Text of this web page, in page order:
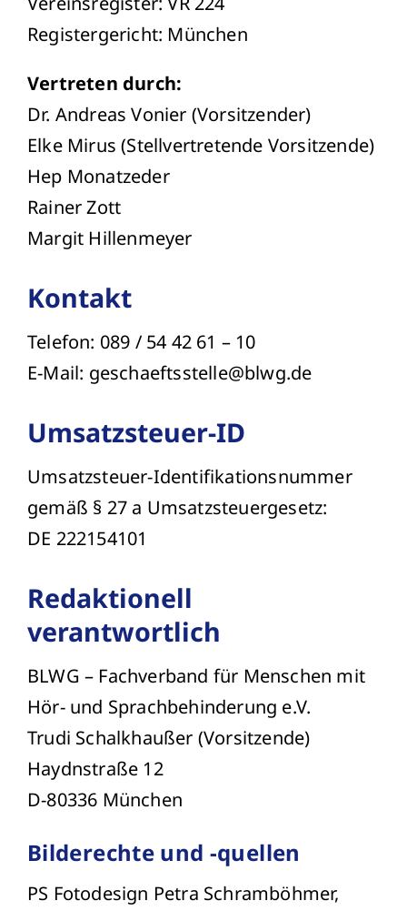
Registergericht: München
Vertreten durch:
Dr. Andreas Vonier (Vorsitzender)
Elke Mirus (Stellvertretende Vorsitzende)
Hep Monatzeder
Rainer Zott
Margit Hillenmeyer
Kontakt
Telefon: 089 / 54 42 61 – 10
E-Mail: geschaeftsstelle@blwg.de
Umsatzsteuer-ID
Umsatzsteuer-Identifikationsnummer
gemäß § 27 a Umsatzsteuergesetz:
DE 222154101
Redaktionell
verantwortlich
BLWG – Fachverband für Menschen mit
Hör- und Sprachbehinderung e.V.
Trudi Schalkhaußer (Vorsitzende)
Haydnstraße 12
D-80336 München
Bilderechte und -quellen
PS Fotodesign Petra Schramböhmer,